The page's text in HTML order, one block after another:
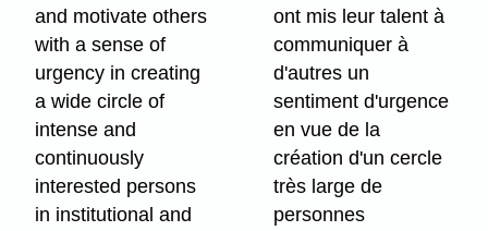
and motivate others
with a sense of
urgency in creating
a wide circle of
intense and
continuously
interested persons
in institutional and
ont mis leur talent à
communiquer à
d'autres un
sentiment d'urgence
en vue de la
création d'un cercle
très large de
personnes